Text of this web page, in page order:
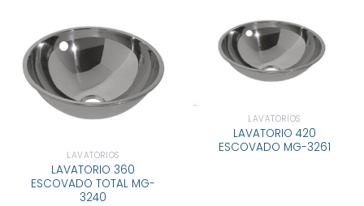
LAVATÓRIOS
LAVATORIO 360
ESCOVADO TOTAL MG-
3240
LAVATÓRIOS
LAVATORIO 420
ESCOVADO MG-3261